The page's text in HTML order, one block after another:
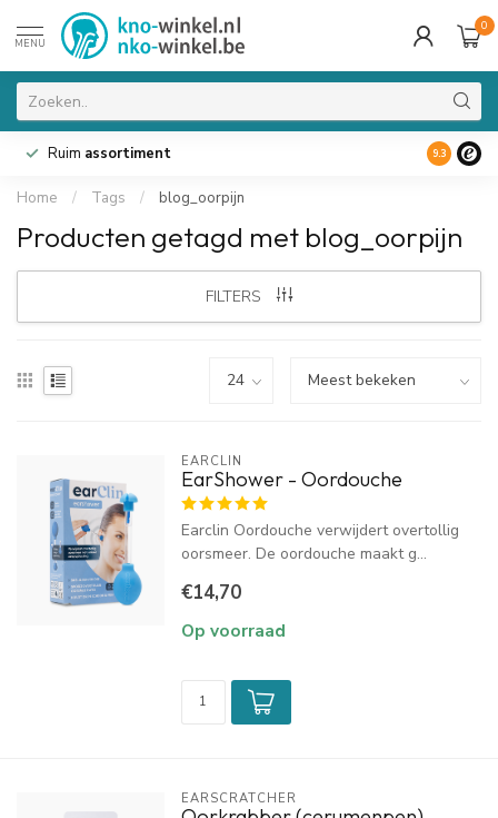
MENU
0
Ruim assortiment 9.3
Home / Tags / blog_oorpijn
Producten getagd met blog_oorpijn
FILTERS
EARCLIN
EarShower - Oordouche
Earclin Oordouche verwijdert overtollig
oorsmeer. De oordouche maakt g...
€14,70
Op voorraad
EARSCRATCHER